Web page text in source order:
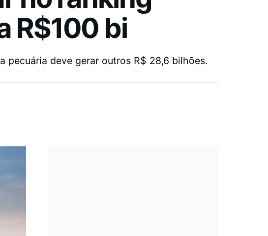
R$100 bi
pecuária deve gerar outros R$ 28,6 bilhões.